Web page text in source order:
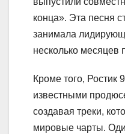
конца». Эта песня
занимала
несколько месяцев
Кроме того, Ростик
известными
создавая треки,
мировые чарты.